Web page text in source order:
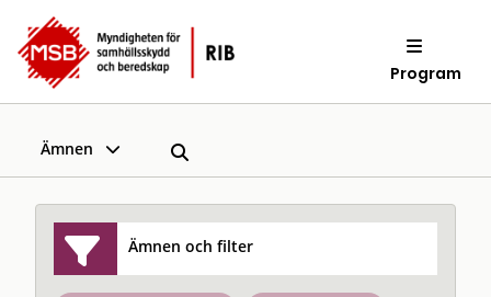
Program
Ämnen
Ämnen och filter